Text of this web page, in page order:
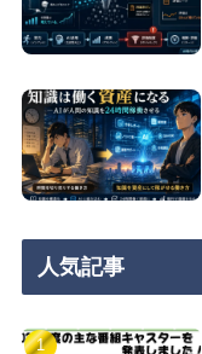
人気記事